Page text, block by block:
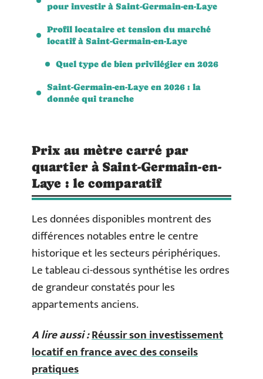
pour investir à Saint-Germain-en-Laye
Profil locataire et tension du marché
locatif à Saint-Germain-en-Laye
Quel type de bien privilégier en 2026
Saint-Germain-en-Laye en 2026 : la
donnée qui tranche
Prix au mètre carré par
quartier à Saint-Germain-en-
Laye : le comparatif
Les données disponibles montrent des
différences notables entre le centre
historique et les secteurs périphériques.
Le tableau ci-dessous synthétise les ordres
de grandeur constatés pour les
appartements anciens.
A lire aussi :Réussir son investissement
locatif en france avec des conseils
pratiques